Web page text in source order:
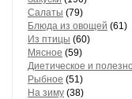
Салаты (79)
Блюда из овощей (61)
Из птицы (60)
Мясное (59)
Диетическое и
Рыбное (51)
На зиму (38)